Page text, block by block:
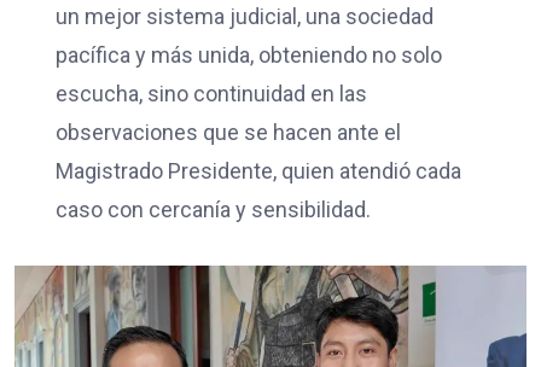
un mejor sistema judicial, una sociedad
pacífica y más unida, obteniendo no solo
escucha, sino continuidad en las
observaciones que se hacen ante el
Magistrado Presidente, quien atendió cada
caso con cercanía y sensibilidad.